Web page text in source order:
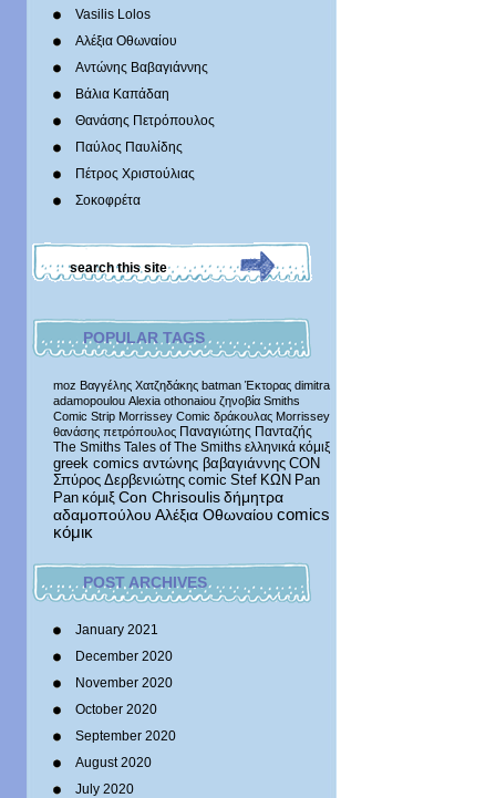
Vasilis Lolos
Αλέξια Οθωναίου
Αντώνης Βαβαγιάννης
Βάλια Καπάδαη
Θανάσης Πετρόπουλος
Παύλος Παυλίδης
Πέτρος Χριστούλιας
Σοκοφρέτα
POPULAR TAGS
moz Βαγγέλης Χατζηδάκης batman Έκτορας dimitra
adamopoulou Alexia othonaiou ζηνοβία Smiths
Comic Strip Morrissey Comic δράκουλας Morrissey
θανάσης πετρόπουλος Παναγιώτης Πανταζής
The Smiths Tales of The Smiths ελληνικά κόμιξ
greek comics αντώνης βαβαγιάννης CON
Σπύρος Δερβενιώτης comic Stef ΚΩΝ Pan
Pan κόμιξ Con Chrisoulis δήμητρα
αδαμοπούλου Αλέξια Οθωναίου comics
κόμικ
POST ARCHIVES
January 2021
December 2020
November 2020
October 2020
September 2020
August 2020
July 2020